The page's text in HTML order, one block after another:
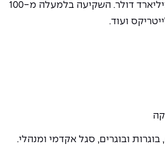
בשלבים מוקדמים ומנהלת כ-1.3 מיליארד דולר. השקיעה בלמעלה מ-100
ועוד.
ובוגרים, סגל אקדמי ומנהלי.